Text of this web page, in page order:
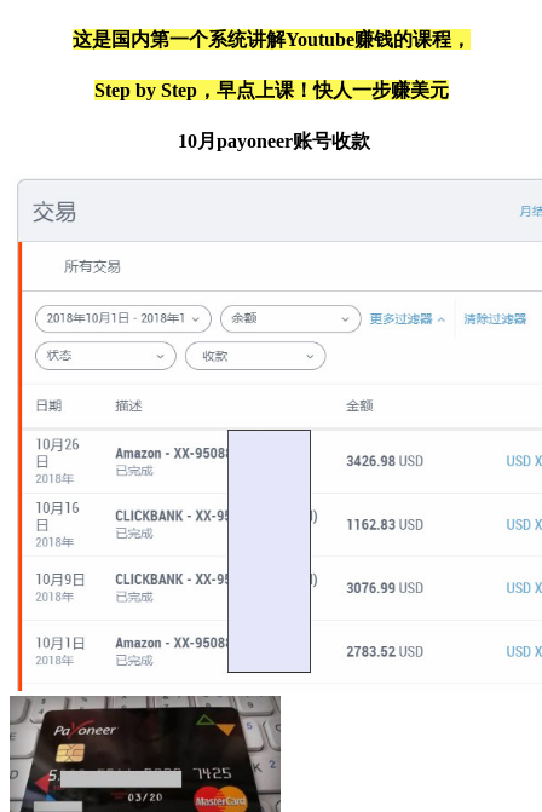
这是国内第一个系统讲解Youtube赚钱的课程，
Step by Step，早点上课！快人一步赚美元
10月payoneer账号收款